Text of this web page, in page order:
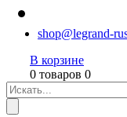
shop@legrand-
В корзине
0 товаров 0